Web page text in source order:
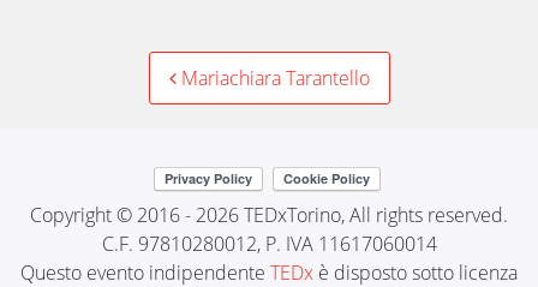
Mariachiara Tarantello
Copyright © 2016 - 2026 TEDxTorino, All rights reserved.
C.F. 97810280012, P. IVA 11617060014
Questo evento indipendente TEDx è disposto sotto licenza